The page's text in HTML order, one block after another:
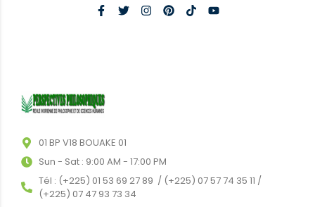
01 BP V18 BOUAKE 01
Sun - Sat : 9:00 AM - 17:00 PM
Tél : (+225) 01 53 69 27 89 / (+225) 07 57 74 35 11 /
(+225) 07 47 93 73 34